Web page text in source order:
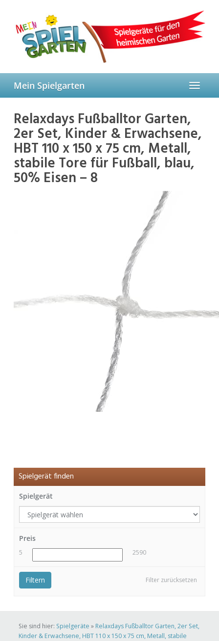
content
Toggle
Mein Spielgarten
Relaxdays Fußballtor Garten,
2er Set, Kinder & Erwachsene,
HBT 110 x 150 x 75 cm, Metall,
stabile Tore für Fußball, blau,
50% Eisen – 8
Spielgerät finden
Spielgerät
Preis
5 2590
Filter zurücksetzen
Filtern
Sie sind hier: Spielgeräte » Relaxdays Fußballtor Garten, 2er Set,
Kinder & Erwachsene, HBT 110 x 150 x 75 cm, Metall, stabile